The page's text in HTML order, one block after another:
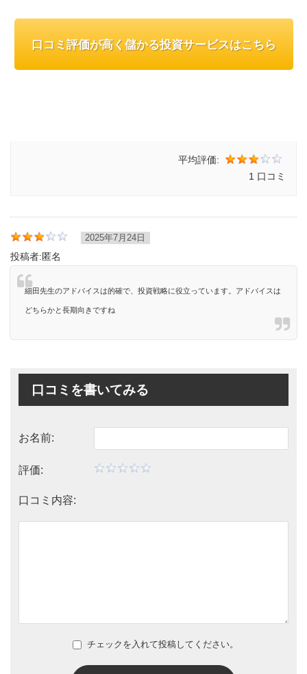
口コミ評価が高く儲かる投資サービスはこちら
平均評価:
1 口コミ
2025年7月24日
投稿者:匿名
細田先生のアドバイスは的確で、投資戦略に役立っています。アドバイスは
どちらかと長期向きですね
口コミを書いてみる
お名前:
評価:
口コミ内容:
チェックを入れて投稿してください。